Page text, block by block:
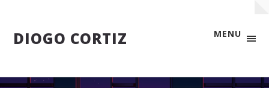
MENU
DIOGO CORTIZ